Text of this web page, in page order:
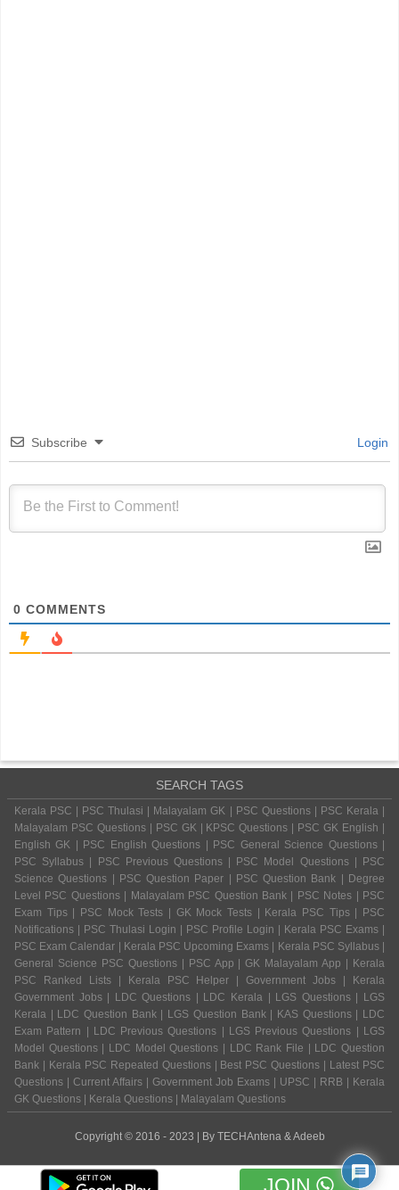
Subscribe Login
0 COMMENTS
SEARCH TAGS
Kerala PSC | PSC Thulasi | Malayalam GK | PSC Questions | PSC Kerala |
Malayalam PSC Questions | PSC GK | KPSC Questions | PSC GK English |
English GK | PSC English Questions | PSC General Science Questions |
PSC Syllabus | PSC Previous Questions | PSC Model Questions | PSC
Science Questions | PSC Question Paper | PSC Question Bank | Degree
Level PSC Questions | Malayalam PSC Question Bank | PSC Notes | PSC
Exam Tips | PSC Mock Tests | GK Mock Tests | Kerala PSC Tips | PSC
Notifications | PSC Thulasi Login | PSC Profile Login | Kerala PSC Exams |
PSC Exam Calendar | Kerala PSC Upcoming Exams | Kerala PSC Syllabus |
General Science PSC Questions | PSC App | GK Malayalam App | Kerala
PSC Ranked Lists | Kerala PSC Helper | Government Jobs | Kerala
Government Jobs | LDC Questions | LDC Kerala | LGS Questions | LGS
Kerala | LDC Question Bank | LGS Question Bank | KAS Questions | LDC
Exam Pattern | LDC Previous Questions | LGS Previous Questions | LGS
Model Questions | LDC Model Questions | LDC Rank File | LDC Question
Bank | Kerala PSC Repeated Questions | Best PSC Questions | Latest PSC
Questions | Current Affairs | Government Job Exams | UPSC | RRB | Kerala
GK Questions | Kerala Questions | Malayalam Questions
Copyright © 2016 - 2023 | By TECHAntena & Adeeb